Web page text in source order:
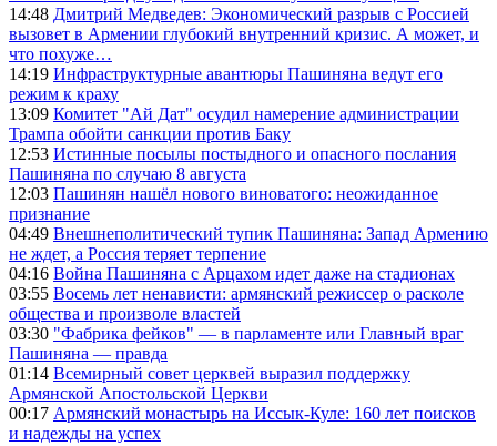
14:48 Дмитрий Медведев: Экономический разрыв с Россией
вызовет в Армении глубокий внутренний кризис. А может, и
что похуже…
14:19 Инфраструктурные авантюры Пашиняна ведут его
режим к краху
13:09 Комитет "Ай Дат" осудил намерение администрации
Трампа обойти санкции против Баку
12:53 Истинные посылы постыдного и опасного послания
Пашиняна по случаю 8 августа
12:03 Пашинян нашёл нового виноватого: неожиданное
признание
04:49 Внешнеполитический тупик Пашиняна: Запад Армению
не ждет, а Россия теряет терпение
04:16 Война Пашиняна с Арцахом идет даже на стадионах
03:55 Восемь лет ненависти: армянский режиссер о расколе
общества и произволе властей
03:30 "Фабрика фейков" — в парламенте или Главный враг
Пашиняна — правда
01:14 Всемирный совет церквей выразил поддержку
Армянской Апостольской Церкви
00:17 Армянский монастырь на Иссык-Куле: 160 лет поисков
и надежды на успех